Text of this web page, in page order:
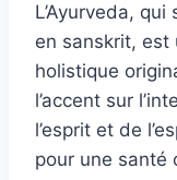
L’Ayurveda,
en sanskrit, est
holistique
l’accent sur
l’esprit et de
pour une santé